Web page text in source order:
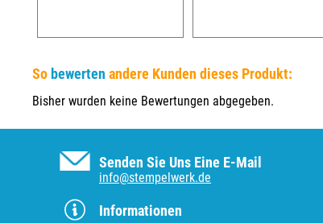
So bewerten andere Kunden dieses Produkt:
Bisher wurden keine Bewertungen abgegeben.
Senden Sie Uns Eine E-Mail
info@stempelwerk.de
Informationen